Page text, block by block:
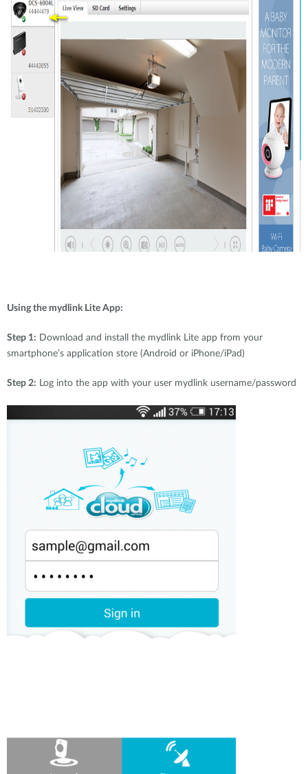
Using the mydlink Lite App:
Step 1: Download and install the mydlink Lite app from your
smartphone’s application store (Android or iPhone/iPad)
Step 2: Log into the app with your user mydlink username/password